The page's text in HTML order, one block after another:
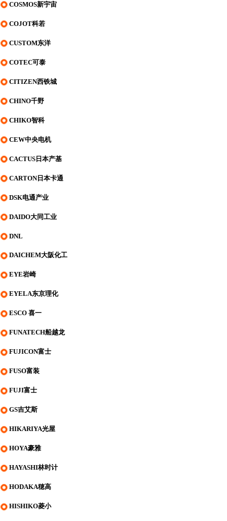
COSMOS新宇宙
COJOT科若
CUSTOM东洋
COTEC可泰
CITIZEN西铁城
CHINO千野
CHIKO智科
CEW中央电机
CACTUS日本产基
CARTON日本卡通
DSK电通产业
DAIDO大同工业
DNL
DAICHEM大阪化工
EYE岩崎
EYELA东京理化
ESCO 喜一
FUNATECH船越龙
FUJICON富士
FUSO富装
FUJI富士
GS吉艾斯
HIKARIYA光屋
HOYA豪雅
HAYASHI林时计
HODAKA穂高
HISHIKO菱小